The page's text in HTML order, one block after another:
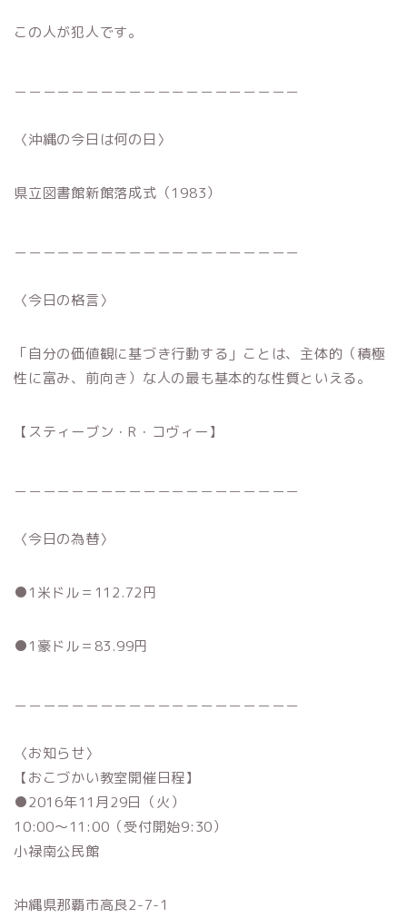
この人が犯人です。
〈沖縄の今日は何の日〉
県立図書館新館落成式（1983）
〈今日の格言〉
「自分の価値観に基づき行動する」ことは、主体的（積極
性に富み、前向き）な人の最も基本的な性質といえる。
【スティーブン・R・コヴィー】
〈今日の為替〉
●1米ドル＝112.72円
●1豪ドル＝83.99円
〈お知らせ〉
【おこづかい教室開催日程】
●2016年11月29日（火）
10:00〜11:00（受付開始9:30）
小禄南公民館
沖縄県那覇市高良2-7-1